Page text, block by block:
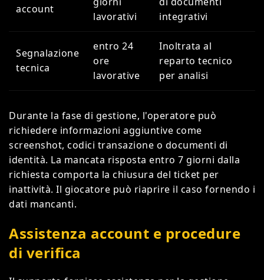
account
lavorativi
integrativi
Segnalazione
tecnica
entro 24
ore
lavorative
Inoltrata al
reparto tecnico
per analisi
Durante la fase di gestione, l'operatore può
richiedere informazioni aggiuntive come
screenshot, codici transazione o documenti di
identità. La mancata risposta entro 7 giorni dalla
richiesta comporta la chiusura del ticket per
inattività. Il giocatore può riaprire il caso fornendo i
dati mancanti.
Assistenza account e procedure
di verifica